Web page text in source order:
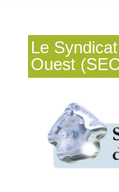
Le
Ouest